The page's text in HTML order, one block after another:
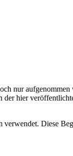
nur
der hier
verwendet. Diese